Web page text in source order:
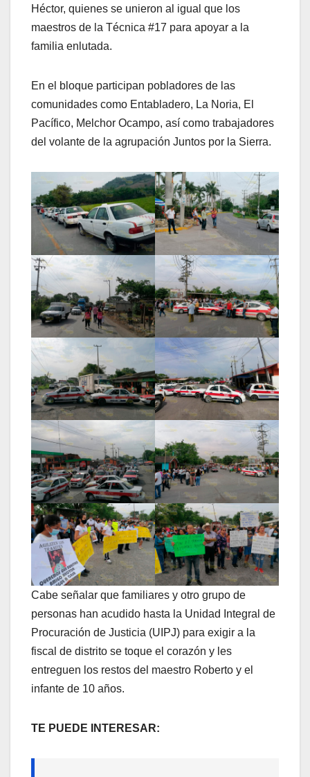
Héctor, quienes se unieron al igual que los
maestros de la Técnica #17 para apoyar a la
familia enlutada.
En el bloque participan pobladores de las
comunidades como Entabladero, La Noria, El
Pacífico, Melchor Ocampo, así como trabajadores
del volante de la agrupación Juntos por la Sierra.
Cabe señalar que familiares y otro grupo de
personas han acudido hasta la Unidad Integral de
Procuración de Justicia (UIPJ) para exigir a la
fiscal de distrito se toque el corazón y les
entreguen los restos del maestro Roberto y el
infante de 10 años.
TE PUEDE INTERESAR: